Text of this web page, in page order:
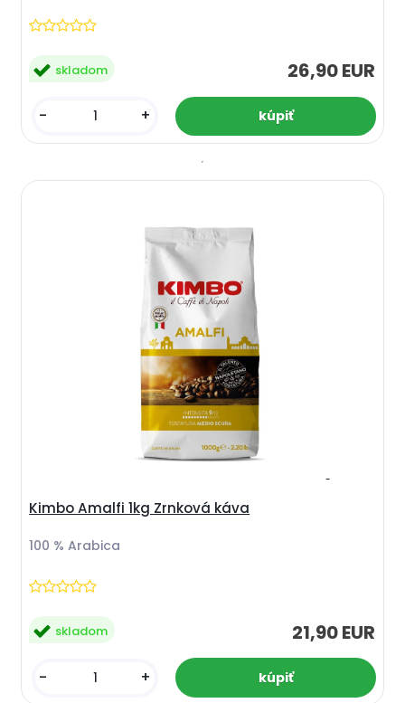
26,90 EUR
skladom
- +
Kimbo Amalfi 1kg Zrnková káva
100 % Arabica
21,90 EUR
skladom
- +